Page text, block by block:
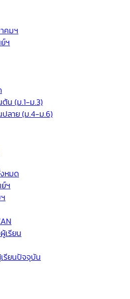
คมฯ
ฯ
น (ม.1-ม.3)
ลาย (ม.4-ม.6)
หมด
ฯ
เรียน
รียนปัจจุบัน